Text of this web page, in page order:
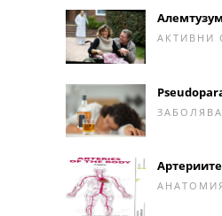
АКТИВНИ
Артериите